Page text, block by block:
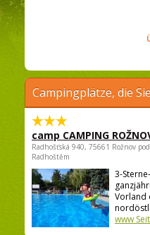
Campingplätze, die
camp CAMPING
Radhošťská 940, 75661 Rožnov pod
Radhoštěm
3-
Vorland
www